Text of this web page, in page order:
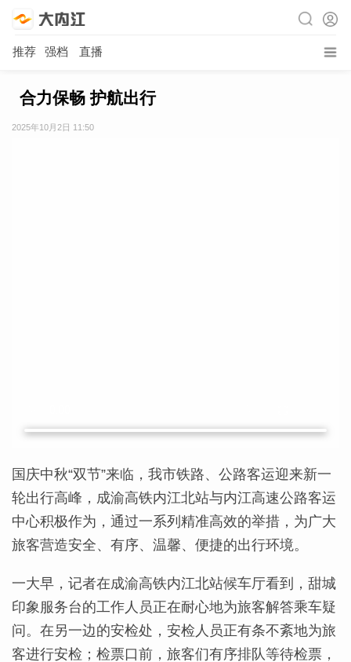
推荐 强档 直播
合力保畅 护航出行
2025年10月2日 11:50
国庆中秋“双节”来临，我市铁路、公路客运迎来新一
轮出行高峰，成渝高铁内江北站与内江高速公路客运
中心积极作为，通过一系列精准高效的举措，为广大
旅客营造安全、有序、温馨、便捷的出行环境。
一大早，记者在成渝高铁内江北站候车厅看到，甜城
印象服务台的工作人员正在耐心地为旅客解答乘车疑
问。在另一边的安检处，安检人员正有条不紊地为旅
客进行安检；检票口前，旅客们有序排队等待检票，